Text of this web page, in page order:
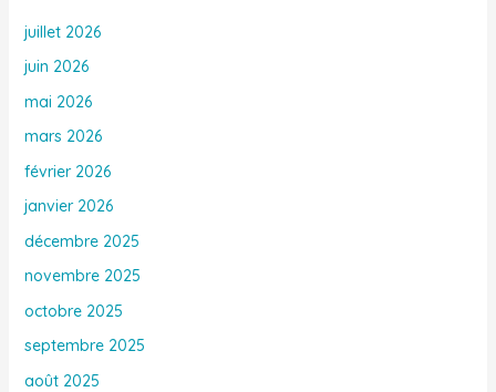
juillet 2026
juin 2026
mai 2026
mars 2026
février 2026
janvier 2026
décembre 2025
novembre 2025
octobre 2025
septembre 2025
août 2025